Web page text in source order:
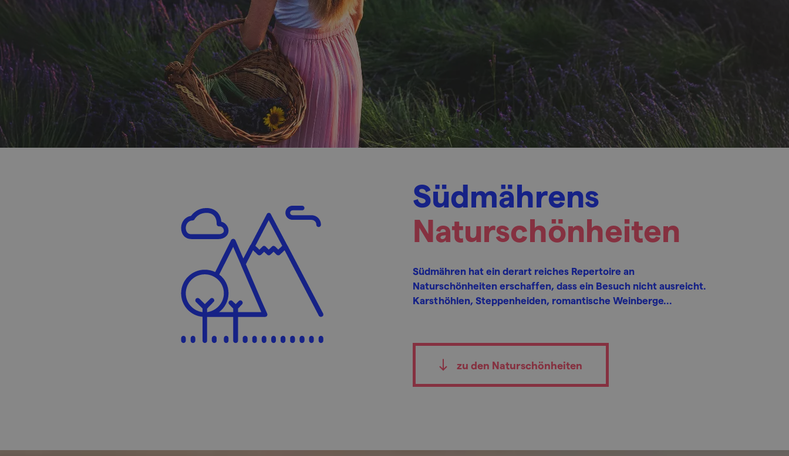
Südmährens
Naturschönheiten
Südmähren hat ein derart reiches Repertoire an
Naturschönheiten erschaffen, dass ein Besuch nicht ausreicht.
Karsthöhlen, Steppenheiden, romantische Weinberge...
zu den Naturschönheiten